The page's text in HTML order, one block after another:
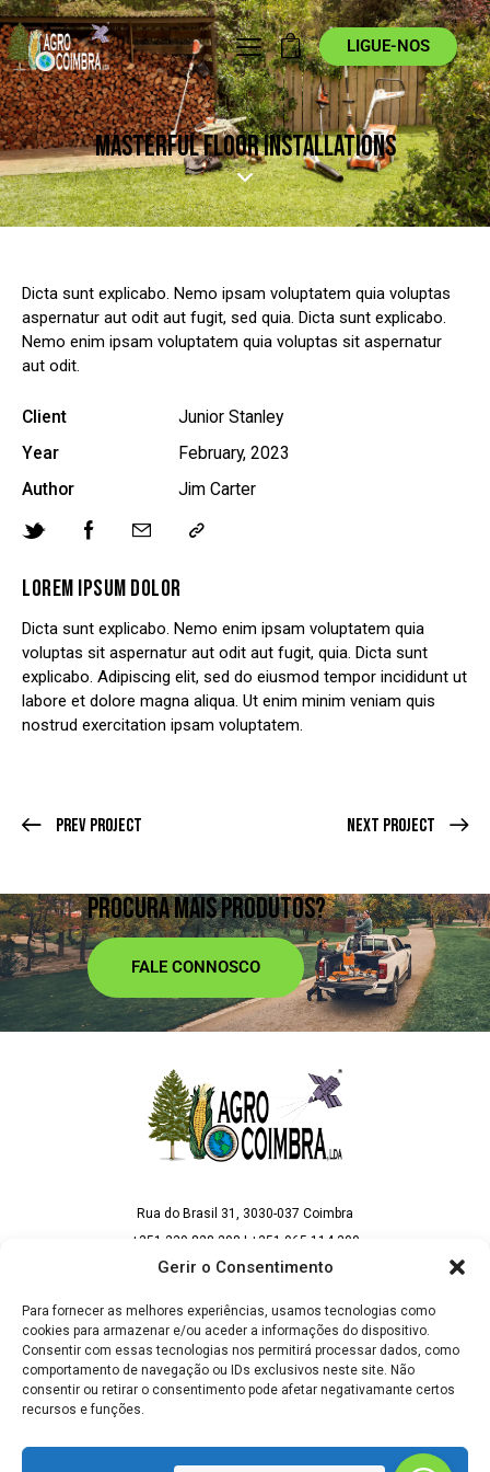
Gerir o Consentimento
Para fornecer as melhores experiências, usamos tecnologias como
cookies para armazenar e/ou aceder a informações do dispositivo.
Consentir com essas tecnologias nos permitirá processar dados, como
comportamento de navegação ou IDs exclusivos neste site. Não
consentir ou retirar o consentimento pode afetar negativamante certos
recursos e funções.
0 LIGUE-NOS
MASTERFUL FLOOR INSTALLATIONS
LOREM IPSUM DOLOR
Dicta sunt explicabo. Nemo enim ipsam voluptatem quia
voluptas sit aspernatur aut odit aut fugit, quia. Dicta sunt
explicabo. Adipiscing elit, sed do eiusmod tempor incididunt ut
labore et dolore magna aliqua. Ut enim minim veniam quis
nostrud exercitation ipsam voluptatem.
Dicta sunt explicabo. Nemo ipsam voluptatem quia voluptas
aspernatur aut odit aut fugit, sed quia. Dicta sunt explicabo.
Nemo enim ipsam voluptatem quia voluptas sit aspernatur
aut odit.
Client
Junior Stanley
Year
February, 2023
Author
Jim Carter
Prev Project Next Project
PROCURA MAIS PRODUTOS?
FALE CONNOSCO
Rua do Brasil 31, 3030-037 Coimbra
+351 239 828 298 | +351 965 114 300
geral@agrocoimbra.pt | vendas@agrocoimbra.pt
SIGA AS NOSSAS REDES SOCIAIS